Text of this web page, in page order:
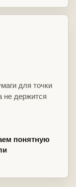
для точки
не держится
понятную